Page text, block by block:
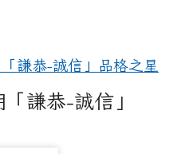
謙恭-誠信」品格之星
謙恭-誠信」